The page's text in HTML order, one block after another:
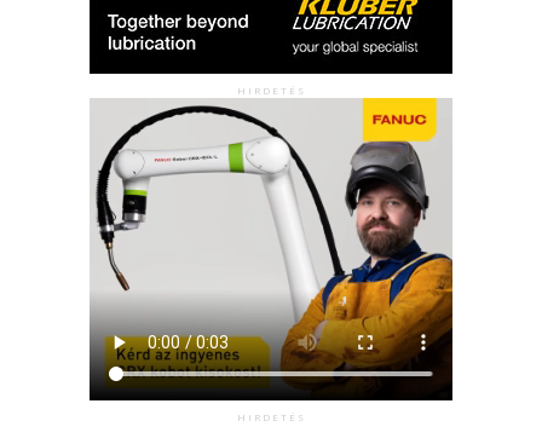
HIRDETÉS
HIRDETÉS